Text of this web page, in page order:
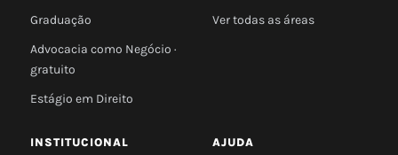
Graduação
Advocacia como Negócio ·
gratuito
Estágio em Direito
Ver todas as áreas
INSTITUCIONAL AJUDA